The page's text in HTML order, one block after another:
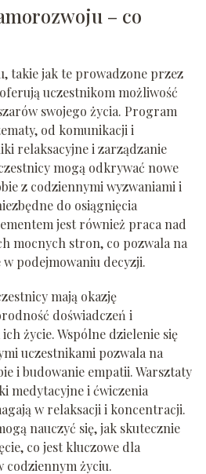
– co
takie jak te prowadzone przez
uczestnikom możliwość
swojego życia. Program
od komunikacji i
relaksacyjne i zarządzanie
mogą odkrywać nowe
z codziennymi wyzwaniami i
do osiągnięcia
jest również praca nad
mocnych stron, co pozwala na
w podejmowaniu decyzji.
mają okazję
doświadczeń i
życie. Wspólne dzielenie się
uczestnikami pozwala na
i budowanie empatii. Warsztaty
medytacyjne i ćwiczenia
w relaksacji i koncentracji.
nauczyć się, jak skutecznie
co jest kluczowe dla
codziennym życiu.